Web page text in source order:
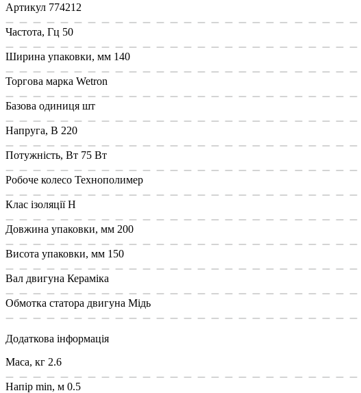
Артикул 774212
Частота, Гц 50
Ширина упаковки, мм 140
Торгова марка Wetron
Базова одиниця шт
Напруга, В 220
Потужність, Вт 75 Вт
Робоче колесо Технополимер
Клас ізоляції Н
Довжина упаковки, мм 200
Висота упаковки, мм 150
Вал двигуна Кераміка
Обмотка статора двигуна Мідь
Додаткова інформація
Маса, кг 2.6
Напір min, м 0.5